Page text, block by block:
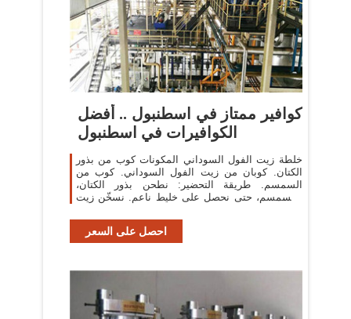
كوافير ممتاز في اسطنبول .. أفضل
الكوافيرات في اسطنبول
خلطة زيت الفول السوداني المكونات كوب من بذور
الكتان. كوبان من زيت الفول السوداني. كوب من
السمسم. طريقة التحضير: نطحن بذور الكتان،
والسمسم، حتى نحصل على خليط ناعم. نسخّن زيت
احصل على السعر